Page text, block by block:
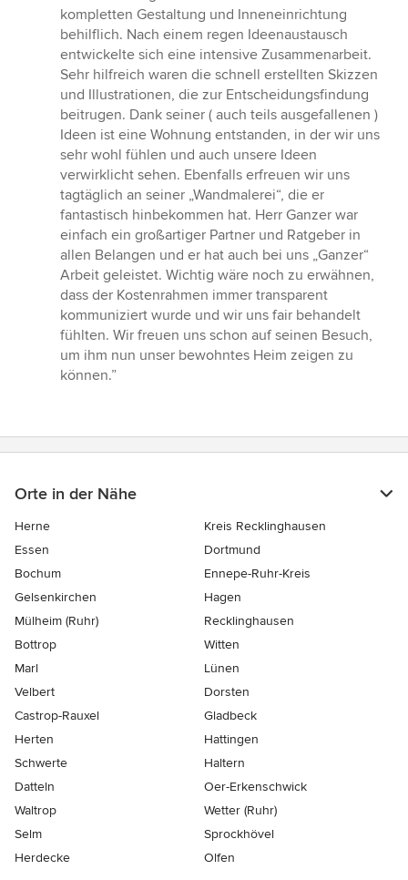
5
Sternen
kompletten Gestaltung und Inneneinrichtung
behilflich. Nach einem regen Ideenaustausch
entwickelte sich eine intensive Zusammenarbeit.
Sehr hilfreich waren die schnell erstellten Skizzen
und Illustrationen, die zur Entscheidungsfindung
beitrugen. Dank seiner ( auch teils ausgefallenen )
Ideen ist eine Wohnung entstanden, in der wir uns
sehr wohl fühlen und auch unsere Ideen
verwirklicht sehen. Ebenfalls erfreuen wir uns
tagtäglich an seiner „Wandmalerei“, die er
fantastisch hinbekommen hat. Herr Ganzer war
einfach ein großartiger Partner und Ratgeber in
allen Belangen und er hat auch bei uns „Ganzer“
Arbeit geleistet. Wichtig wäre noch zu erwähnen,
dass der Kostenrahmen immer transparent
kommuniziert wurde und wir uns fair behandelt
fühlten. Wir freuen uns schon auf seinen Besuch,
um ihm nun unser bewohntes Heim zeigen zu
können.”
Orte in der Nähe
Herne
Kreis Recklinghausen
Essen
Dortmund
Bochum
Ennepe-Ruhr-Kreis
Gelsenkirchen
Hagen
Mülheim (Ruhr)
Recklinghausen
Bottrop
Witten
Marl
Lünen
Velbert
Dorsten
Castrop-Rauxel
Gladbeck
Herten
Hattingen
Schwerte
Haltern
Datteln
Oer-Erkenschwick
Waltrop
Wetter (Ruhr)
Selm
Sprockhövel
Herdecke
Olfen